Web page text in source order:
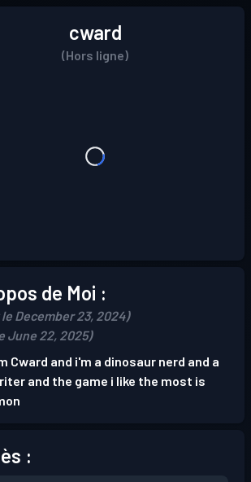
cward
(Hors ligne)
de Moi :
December 23, 2024)
June 22, 2025)
Cward and i'm a dinosaur nerd and a
and the game i like the most is
: